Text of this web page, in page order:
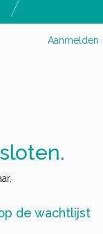
Aanmelden
de wachtlijst